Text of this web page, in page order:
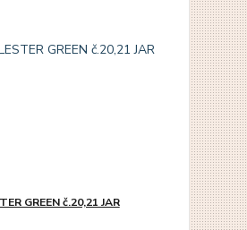
GREEN č.20,21 JAR